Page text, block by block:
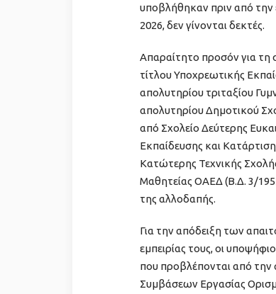
υποβλήθηκαν πριν από την
2026, δεν γίνονται δεκτές.
Απαραίτητο προσόν για τη
τίτλου Υποχρεωτικής
απολυτηρίου τριταξίου
απολυτηρίου Δημοτικού
από Σχολείο Δεύτερης
Εκπαίδευσης και
Κατώτερης Τεχνικής
Μαθητείας ΟΑΕΔ (Β.Δ. 3/
της αλλοδαπής.
Για την απόδειξη των
εμπειρίας τους, οι
που προβλέπονται από
Συμβάσεων Εργασίας